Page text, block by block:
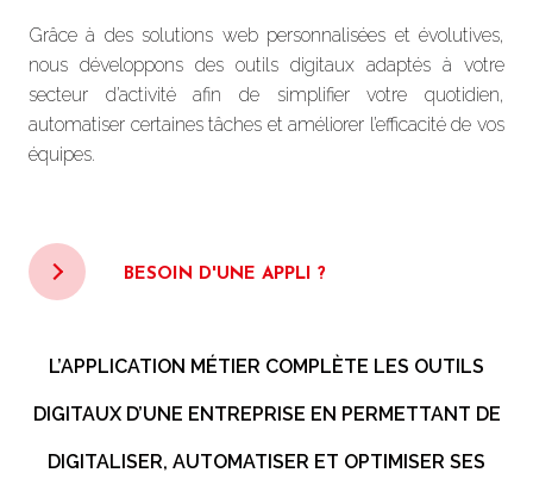
Grâce à des solutions web personnalisées et évolutives,
nous développons des outils digitaux adaptés à votre
secteur d’activité afin de simplifier votre quotidien,
automatiser certaines tâches et améliorer l’efficacité de vos
équipes.
BESOIN D'UNE APPLI ?
L’APPLICATION MÉTIER COMPLÈTE LES OUTILS
DIGITAUX D’UNE ENTREPRISE EN PERMETTANT DE
DIGITALISER, AUTOMATISER ET OPTIMISER SES